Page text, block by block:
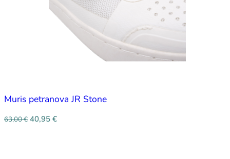
Muris petranova JR Stone
63,00€ 40,95 €